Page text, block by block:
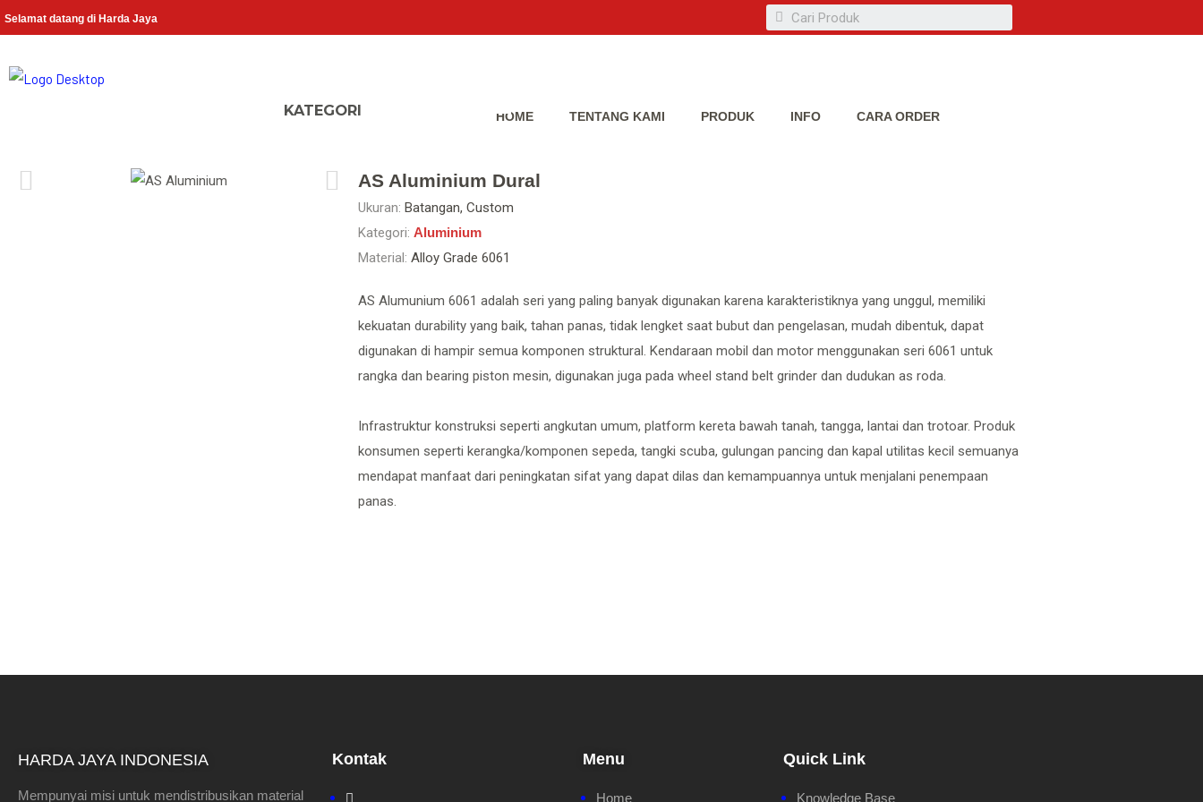
Selamat datang di Harda Jaya
HOME TENTANG KAMI PRODUK INFO CARA ORDER
AS Aluminium Dural
Ukuran: Batangan, Custom
Kategori: Aluminium
Material: Alloy Grade 6061
AS Alumunium 6061 adalah seri yang paling banyak digunakan karena karakteristiknya yang unggul, memiliki
kekuatan durability yang baik, tahan panas, tidak lengket saat bubut dan pengelasan, mudah dibentuk, dapat
digunakan di hampir semua komponen struktural. Kendaraan mobil dan motor menggunakan seri 6061 untuk
rangka dan bearing piston mesin, digunakan juga pada wheel stand belt grinder dan dudukan as roda.
Infrastruktur konstruksi seperti angkutan umum, platform kereta bawah tanah, tangga, lantai dan trotoar. Produk
konsumen seperti kerangka/komponen sepeda, tangki scuba, gulungan pancing dan kapal utilitas kecil semuanya
mendapat manfaat dari peningkatan sifat yang dapat dilas dan kemampuannya untuk menjalani penempaan
panas.
HARDA JAYA INDONESIA
Mempunyai misi untuk mendistribusikan material
Kontak Menu
Home
Quick Link
Knowledge Base